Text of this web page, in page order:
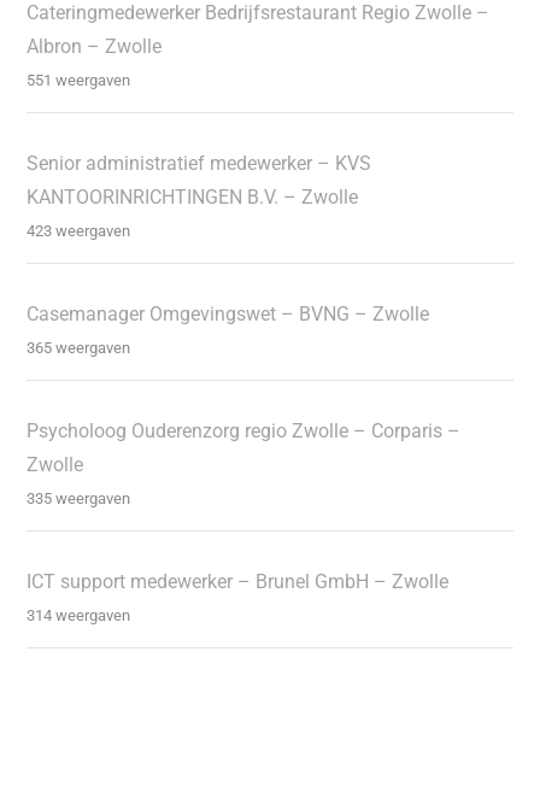
Cateringmedewerker Bedrijfsrestaurant Regio Zwolle –
Albron – Zwolle
551 weergaven
Senior administratief medewerker – KVS
KANTOORINRICHTINGEN B.V. – Zwolle
423 weergaven
Casemanager Omgevingswet – BVNG – Zwolle
365 weergaven
Psycholoog Ouderenzorg regio Zwolle – Corparis –
Zwolle
335 weergaven
ICT support medewerker – Brunel GmbH – Zwolle
314 weergaven